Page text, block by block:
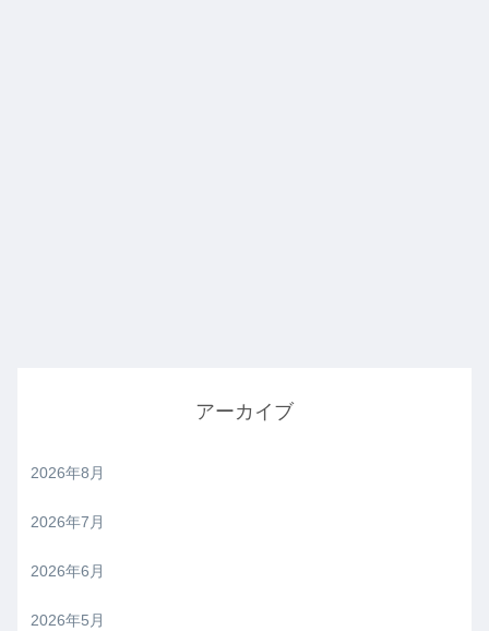
アーカイブ
2026年8月
2026年7月
2026年6月
2026年5月